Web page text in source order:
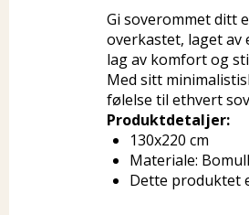
Gi soverommet ditt
overkastet, laget av
lag av komfort og
Med sitt
følelse til ethvert
Produktdetaljer:
130x220 cm
Materiale:
Dette produktet